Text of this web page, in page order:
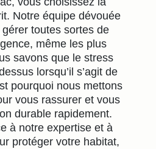
Notre équipe dévouée
toutes sortes de
même les plus
savons que le stress
lorsqu’il s’agit de
pourquoi nous mettons
vous rassurer et vous
durable rapidement.
à notre expertise et à
protéger votre habitat,